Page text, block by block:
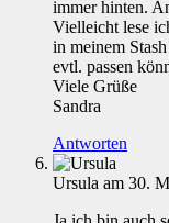
immer hinten.
Vielleicht lese
in meinem
evtl. passen
Viele Grüße
Sandra
Antworten
Ursula am 30.